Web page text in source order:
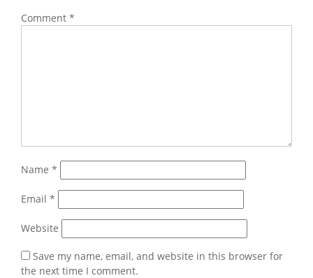
Comment *
Name *
Email *
Website
Save my name, email, and website in this browser for
the next time I comment.